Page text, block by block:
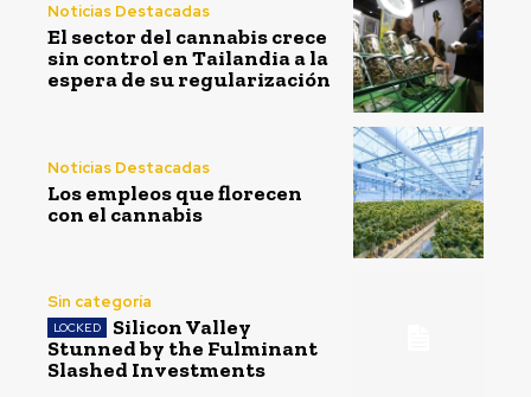
Noticias Destacadas
El sector del cannabis crece
sin control en Tailandia a la
espera de su regularización
Noticias Destacadas
Los empleos que florecen
con el cannabis
Sin categoría
Silicon Valley
Stunned by the Fulminant
Slashed Investments